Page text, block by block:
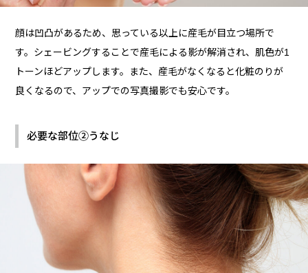
顔は凹凸があるため、思っている以上に産毛が目立つ場所で
す。シェービングすることで産毛による影が解消され、肌色が1
トーンほどアップします。また、産毛がなくなると化粧のりが
良くなるので、アップでの写真撮影でも安心です。
必要な部位②うなじ